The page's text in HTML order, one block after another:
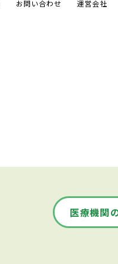
お問い合わせ 運営会社
医療機関